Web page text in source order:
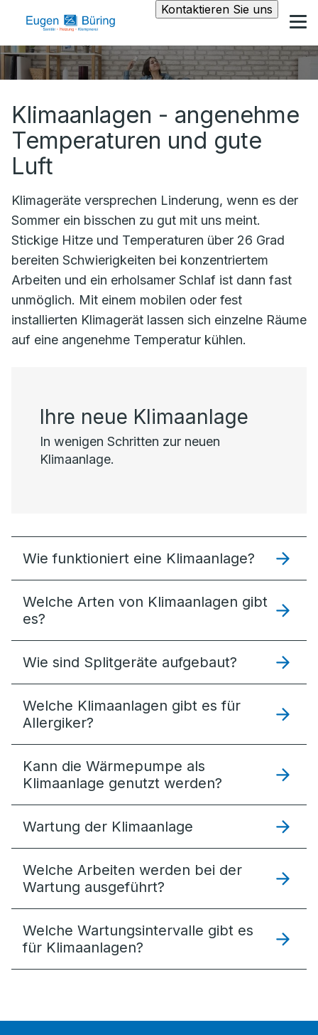
Kontaktieren Sie uns
Klimaanlagen - angenehme
Temperaturen und gute
Luft
Klimageräte versprechen Linderung, wenn es der
Sommer ein bisschen zu gut mit uns meint.
Stickige Hitze und Temperaturen über 26 Grad
bereiten Schwierigkeiten bei konzentriertem
Arbeiten und ein erholsamer Schlaf ist dann fast
unmöglich. Mit einem mobilen oder fest
installierten Klimagerät lassen sich einzelne Räume
auf eine angenehme Temperatur kühlen.
Ihre neue Klimaanlage
In wenigen Schritten zur neuen
Klimaanlage.
Wie funktioniert eine Klimaanlage?
Welche Arten von Klimaanlagen gibt
es?
Wie sind Splitgeräte aufgebaut?
Welche Klimaanlagen gibt es für
Allergiker?
Kann die Wärmepumpe als
Klimaanlage genutzt werden?
Wartung der Klimaanlage
Welche Arbeiten werden bei der
Wartung ausgeführt?
Welche Wartungsintervalle gibt es
für Klimaanlagen?